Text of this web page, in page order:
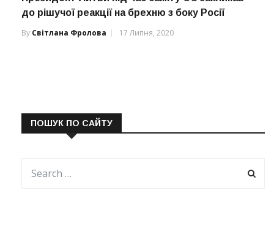
до рішучої реакції на брехню з боку Росії
By Світлана Фролова 17 Липня, 2020
ПОШУК ПО САЙТУ